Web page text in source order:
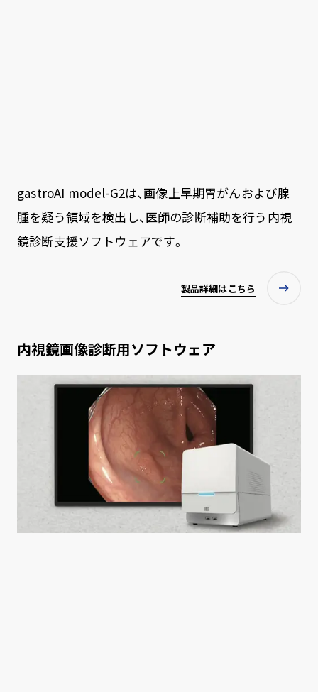
gastroAI model-G2は、画像上早期胃がんおよび腺
腫を疑う領域を検出し、医師の診断補助を行う内視
鏡診断支援ソフトウェアです。
製品詳細はこちら
内視鏡画像診断用ソフトウェア